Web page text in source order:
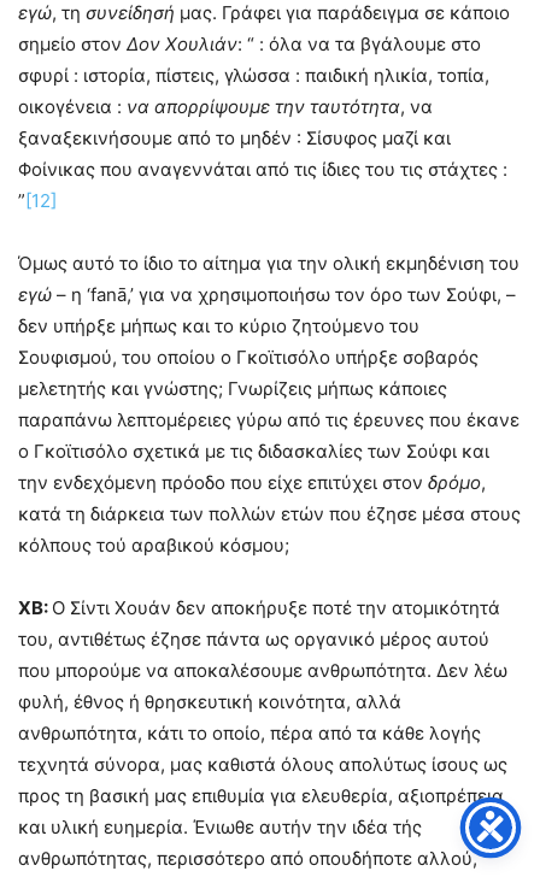
εγώ, τη συνείδησή μας. Γράφει για παράδειγμα σε κάποιο
σημείο στον Δον Χουλιάν: “ : όλα να τα βγάλουμε στο
σφυρί : ιστορία, πίστεις, γλώσσα : παιδική ηλικία, τοπία,
οικογένεια : να απορρίψουμε την ταυτότητα, να
ξαναξεκινήσουμε από το μηδέν : Σίσυφος μαζί και
Φοίνικας που αναγεννάται από τις ίδιες του τις στάχτες :
” [12]
Όμως αυτό το ίδιο το αίτημα για την ολική εκμηδένιση του
εγώ – η ‘fanā,’ για να χρησιμοποιήσω τον όρο των Σούφι, –
δεν υπήρξε μήπως και το κύριο ζητούμενο του
Σουφισμού, του οποίου ο Γκοϊτισόλο υπήρξε σοβαρός
μελετητής και γνώστης; Γνωρίζεις μήπως κάποιες
παραπάνω λεπτομέρειες γύρω από τις έρευνες που έκανε
ο Γκοϊτισόλο σχετικά με τις διδασκαλίες των Σούφι και
την ενδεχόμενη πρόοδο που είχε επιτύχει στον δρόμο,
κατά τη διάρκεια των πολλών ετών που έζησε μέσα στους
κόλπους τού αραβικού κόσμου;
ΧΒ: Ο Σίντι Χουάν δεν αποκήρυξε ποτέ την ατομικότητά
του, αντιθέτως έζησε πάντα ως οργανικό μέρος αυτού
που μπορούμε να αποκαλέσουμε ανθρωπότητα. Δεν λέω
φυλή, έθνος ή θρησκευτική κοινότητα, αλλά
ανθρωπότητα, κάτι το οποίο, πέρα από τα κάθε λογής
τεχνητά σύνορα, μας καθιστά όλους απολύτως ίσους ως
προς τη βασική μας επιθυμία για ελευθερία, αξιοπρέπεια
και υλική ευημερία. Ένιωθε αυτήν την ιδέα τής
ανθρωπότητας, περισσότερο από οπουδήποτε αλλού,